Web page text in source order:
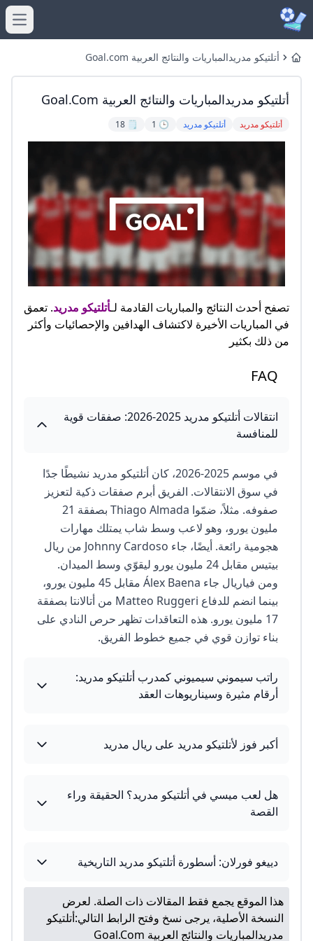
Homeأتلتيكو مدريدالمباريات والنتائج العربية Goal.com
أتلتيكو مدريدالمباريات والنتائج العربية Goal.com
أتلتيكو مدريد أتلتيكو مدريد 🕒 1
🗒️ 18
تصفح أحدث النتائج والمباريات القادمة لـأتلتيكو مدريد. تعمق
في المباريات الأخيرة لاكتشاف الهدافين والإحصائيات وأكثر
من ذلك بكثير
FAQ
انتقالات أتلتيكو مدريد 2025-2026: صفقات قوية
للمنافسة
في موسم 2025-2026، كان أتلتيكو مدريد نشيطًا جدًا
في سوق الانتقالات. الفريق أبرم صفقات ذكية لتعزيز
صفوفه. مثلاً، ضمّوا Thiago Almada بصفقة 21
مليون يورو، وهو لاعب وسط شاب يمتلك مهارات
هجومية رائعة. أيضًا، جاء Johnny Cardoso من ريال
بيتيس مقابل 24 مليون يورو ليقوّي وسط الميدان.
ومن فياريال جاء Álex Baena مقابل 45 مليون يورو،
بينما انضم للدفاع Matteo Ruggeri من أتالانتا بصفقة
17 مليون يورو. هذه التعاقدات تظهر حرص النادي على
بناء توازن قوي في جميع خطوط الفريق.
راتب سيموني سيميوني كمدرب أتلتيكو مدريد:
أرقام مثيرة وسيناريوهات العقد
أكبر فوز لأتلتيكو مدريد على ريال مدريد
هل لعب ميسي في أتلتيكو مدريد؟ الحقيقة وراء
القصة
دييغو فورلان: أسطورة أتلتيكو مدريد التاريخية
هذا الموقع يجمع فقط المقالات ذات الصلة. لعرض
النسخة الأصلية، يرجى نسخ وفتح الرابط التالي:أتلتيكو
مدريدالمباريات والنتائج العربية Goal.com